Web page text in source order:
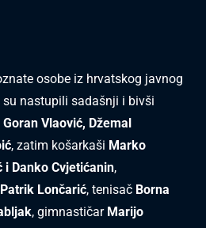
osobe iz hrvatskog javnog
nastupili sadašnji i bivši
Vlaović, Džemal
, zatim košarkaši Marko
i Danko Cvjetićanin,
Lončarić, tenisač Borna
, gimnastičar Marijo